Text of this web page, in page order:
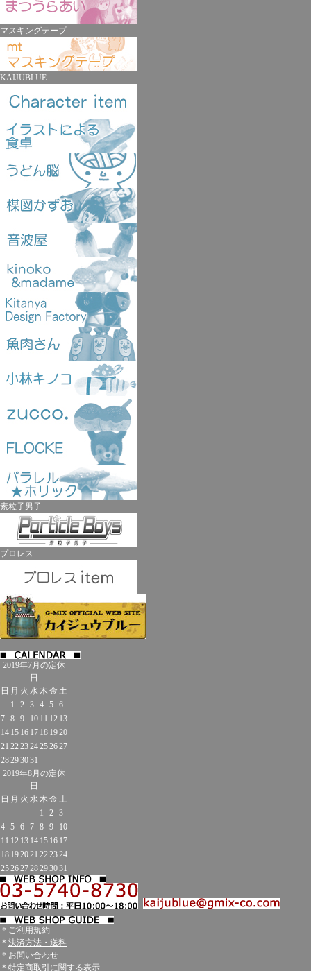
マスキングテープ
KAIJUBLUE
素粒子男子
プロレス
2019年7月の定休
日
日 月 火 水 木 金 土
1
2 3 4 5 6
7 8 9 10 11 12 13
14 15 16 17 18 1920
21 222324252627
28293031
2019年8月の定休
日
日 月 火 水 木 金 土
1
2 3
4 5 6 7 8 9
10
11 12 13 14 15 16 17
18 192021 222324
25262728293031
＊ ご利用規約
＊ 決済方法・送料
＊ お問い合わせ
＊ 特定商取引に関する表示